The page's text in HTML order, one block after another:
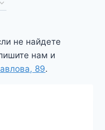
не найдете
нам и
89.